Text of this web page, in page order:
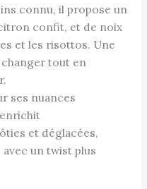
connu, il propose un
confit, et de noix
et les risottos. Une
tout en
ses nuances
et déglacées,
avec un twist plus